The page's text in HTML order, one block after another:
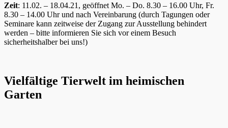
Zeit: 11.02. – 18.04.21, geöffnet Mo. – Do. 8.30 – 16.00 Uhr, Fr.
8.30 – 14.00 Uhr und nach Vereinbarung (durch Tagungen oder
Seminare kann zeitweise der Zugang zur Ausstellung behindert
werden – bitte informieren Sie sich vor einem Besuch
sicherheitshalber bei uns!)
Vielfältige Tierwelt im heimischen
Garten